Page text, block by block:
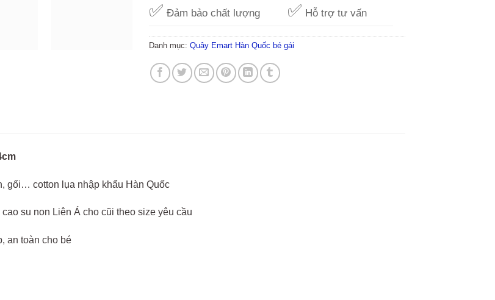
✅ Đảm bảo chất lượng ✅ Hỗ trợ tư vấn
Danh mục: Quây Emart Hàn Quốc bé gái
gối… cotton lụa nhập khẩu Hàn Quốc
su non Liên Á cho cũi theo size yêu cầu
an toàn cho bé